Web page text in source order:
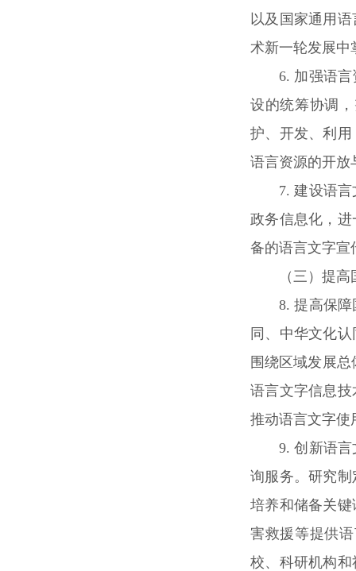
以及国家通用
术新一轮发展中
6. 加强语
设的统筹协调
护、开发、利
语言资源的开放
7. 建设语
政务信息化，
备的语言文字宣
（三）提
8. 提高保
同、中华文化
围绕区域发展
语言文字信息
推动语言文字使
9. 创新语
询服务。研究
培养和储备关
害救援等提供
校、科研机构